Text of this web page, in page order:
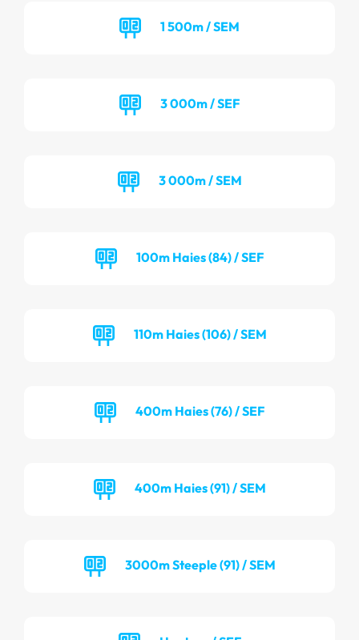
1 500m / SEM
3 000m / SEF
3 000m / SEM
100m Haies (84) / SEF
110m Haies (106) / SEM
400m Haies (76) / SEF
400m Haies (91) / SEM
3000m Steeple (91) / SEM